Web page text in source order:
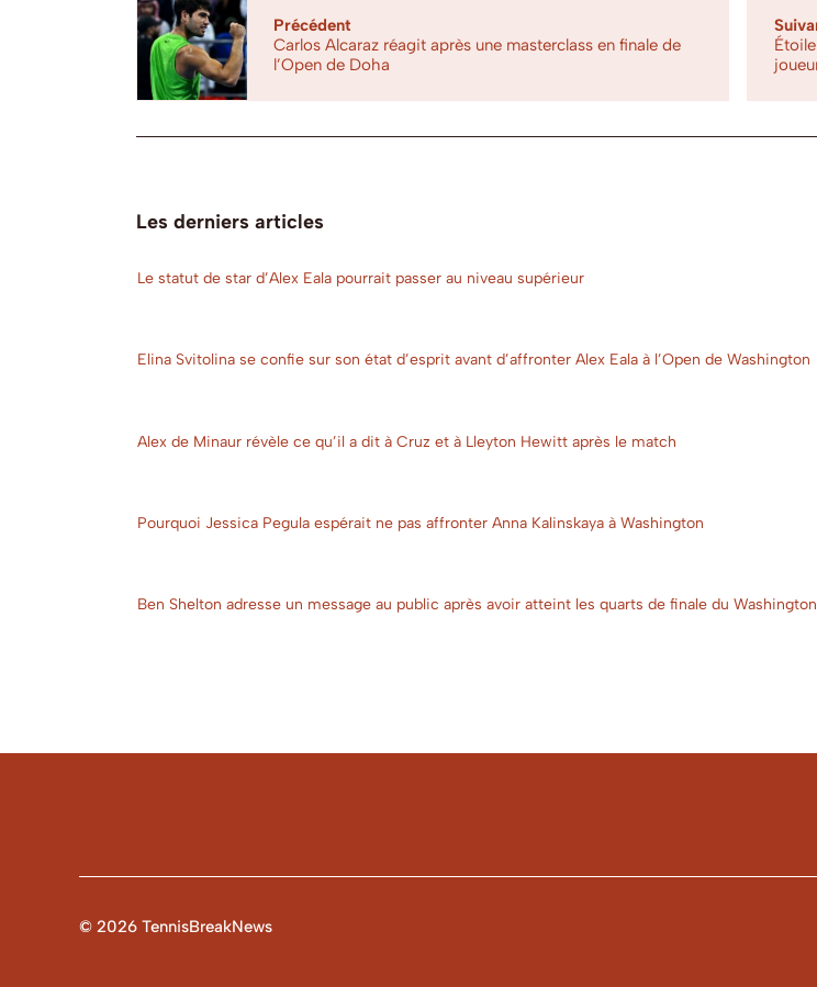
Précédent
Carlos Alcaraz réagit après une masterclass en finale de
l’Open de Doha
Les derniers articles
Le statut de star d’Alex Eala pourrait passer au niveau supérieur
Elina Svitolina se confie sur son état d’esprit avant d’affronter Alex Eala à l’Open de Washington
Alex de Minaur révèle ce qu’il a dit à Cruz et à Lleyton Hewitt après le match
Pourquoi Jessica Pegula espérait ne pas affronter Anna Kalinskaya à Washington
Ben Shelton adresse un message au public après avoir atteint les quarts de finale du
© 2026 TennisBreakNews